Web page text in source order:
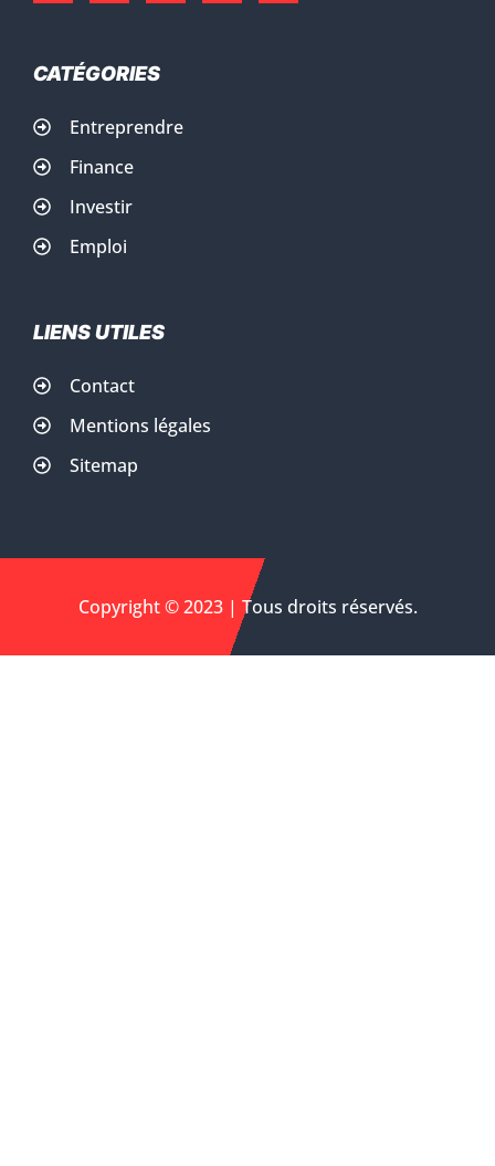
CATÉGORIES
Entreprendre
Finance
Investir
Emploi
LIENS UTILES
Contact
Mentions légales
Sitemap
Copyright © 2023 | Tous droits réservés.